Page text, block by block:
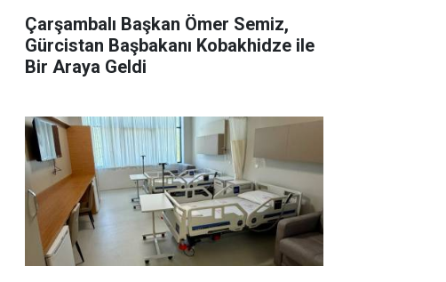
Çarşambalı Başkan Ömer Semiz,
Gürcistan Başbakanı Kobakhidze ile
Bir Araya Geldi